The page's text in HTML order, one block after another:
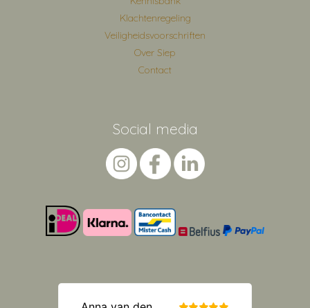
Klachtenregeling
Veiligheidsvoorschriften
Over Siep
Contact
Social media